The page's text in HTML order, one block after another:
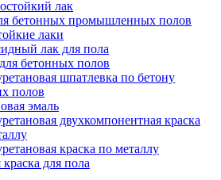
лак
бетонных промышленных полов
лаки
лак для пола
бетонных полов
шпатлевка по бетону
полов
эмаль
двухкомпонентная краска
краска по металлу
для пола